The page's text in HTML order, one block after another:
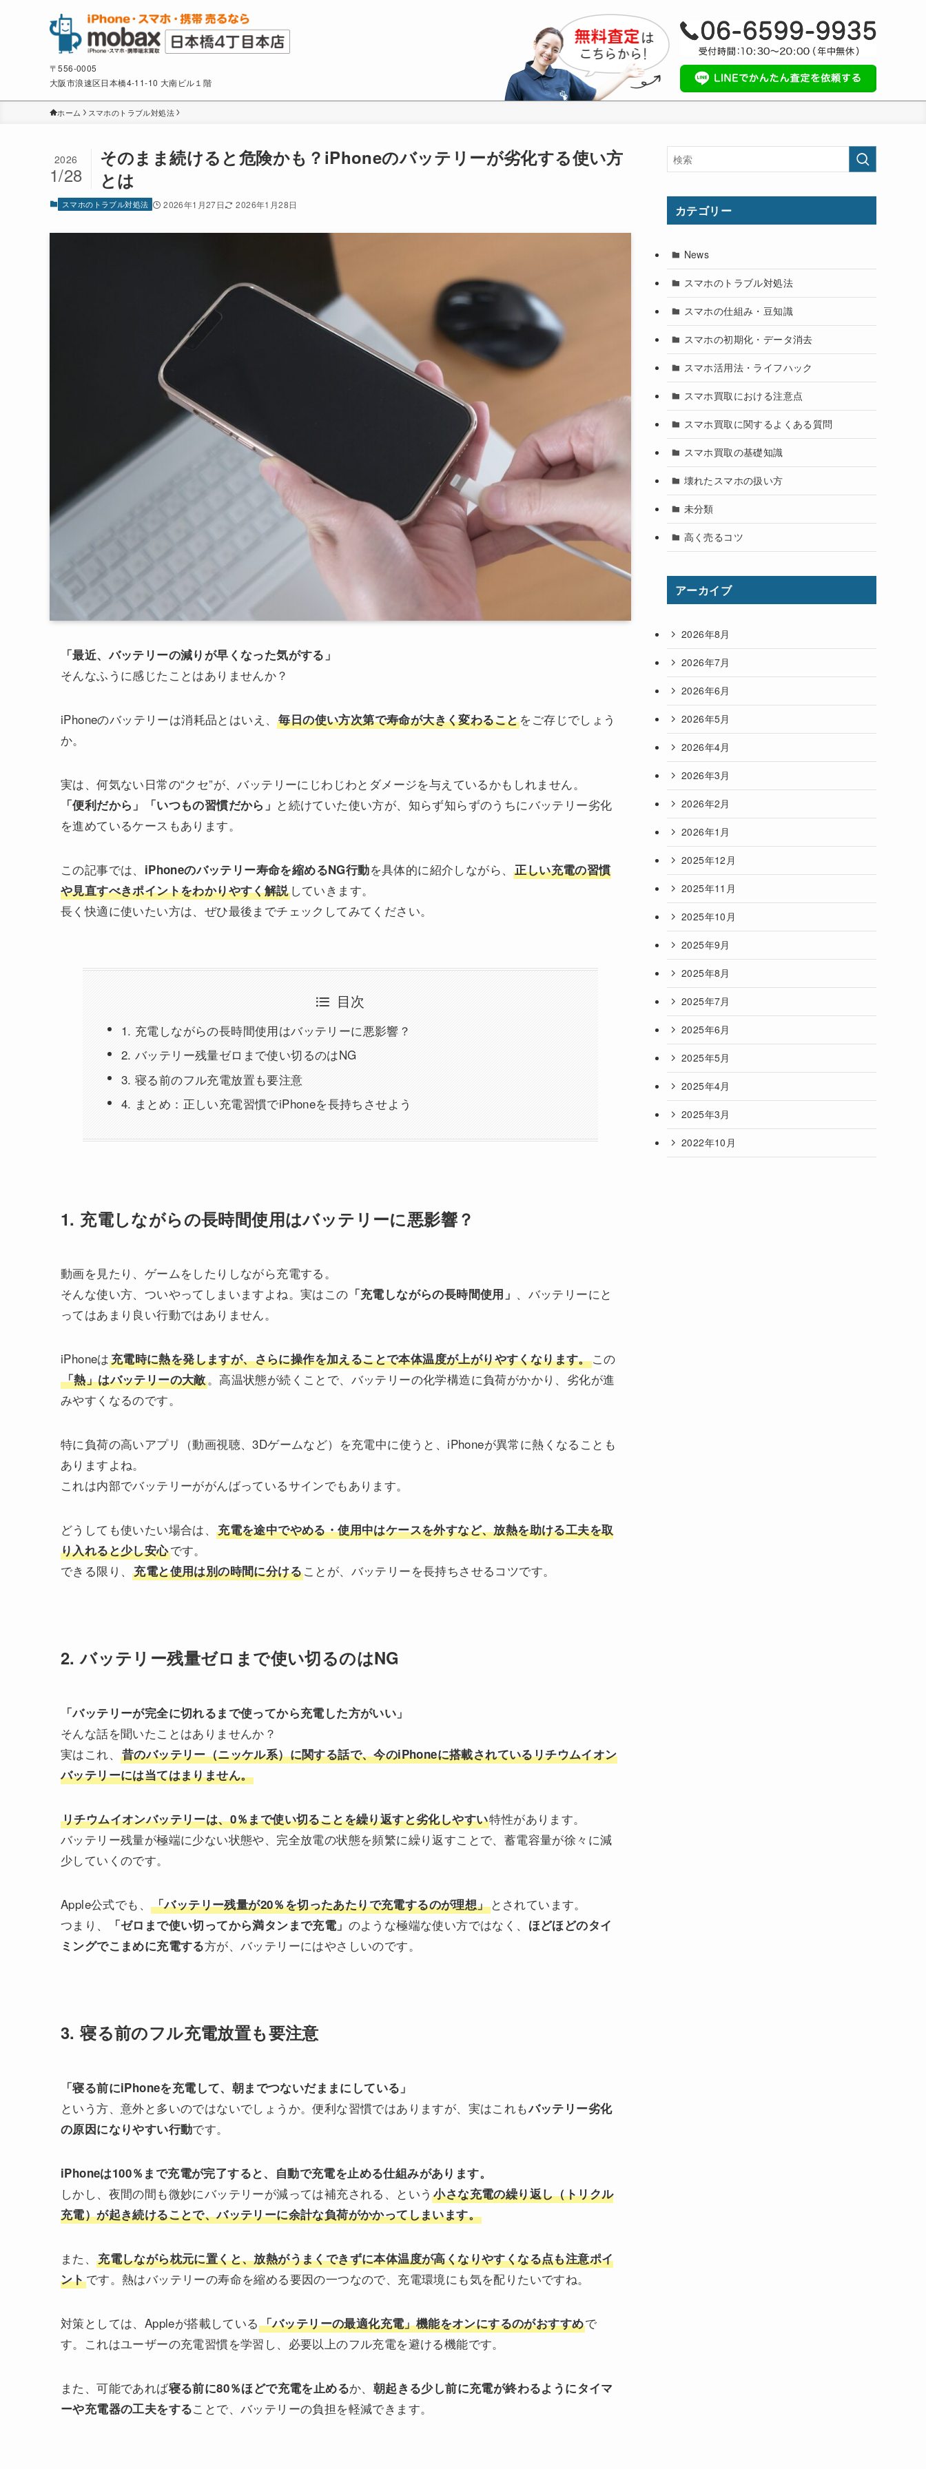
〒556-0005
大阪市浪速区日本橋4-11-10 大南ビル１階
ホーム スマホのトラブル対処法
そのまま続けると危険かも？iPhoneのバッテリーが劣化する使い方
とは
2026
1/28
スマホのトラブル対処法 2026年1月27日 2026年1月28日
「最近、バッテリーの減りが早くなった気がする」
そんなふうに感じたことはありませんか？
iPhoneのバッテリーは消耗品とはいえ、毎日の使い方次第で寿命が大きく変わることをご存じでしょう
か。
実は、何気ない日常の“クセ”が、バッテリーにじわじわとダメージを与えているかもしれません。
「便利だから」「いつもの習慣だから」 と続けていた使い方が、知らず知らずのうちにバッテリー劣化
を進めているケースもあります。
この記事では、 iPhoneのバッテリー寿命を縮めるNG行動を具体的に紹介しながら、正しい充電の習慣
や見直すべきポイントをわかりやすく解説していきます。
長く快適に使いたい方は、ぜひ最後までチェックしてみてください。
目次
1. 充電しながらの長時間使用はバッテリーに悪影響？
2. バッテリー残量ゼロまで使い切るのはNG
3. 寝る前のフル充電放置も要注意
4. まとめ：正しい充電習慣でiPhoneを長持ちさせよう
1. 充電しながらの長時間使用はバッテリーに悪影響？
動画を見たり、ゲームをしたりしながら充電する。
そんな使い方、ついやってしまいますよね。実はこの 「充電しながらの長時間使用」 、バッテリーにと
ってはあまり良い行動ではありません。
iPhoneは充電時に熱を発しますが、さらに操作を加えることで本体温度が上がりやすくなります。この
「熱」はバッテリーの大敵。高温状態が続くことで、バッテリーの化学構造に負荷がかかり、劣化が進
みやすくなるのです。
特に負荷の高いアプリ（動画視聴、3Dゲームなど）を充電中に使うと、iPhoneが異常に熱くなることも
ありますよね。
これは内部でバッテリーががんばっているサインでもあります。
どうしても使いたい場合は、充電を途中でやめる・使用中はケースを外すなど、放熱を助ける工夫を取
り入れると少し安心です。
できる限り、充電と使用は別の時間に分けることが、バッテリーを長持ちさせるコツです。
2. バッテリー残量ゼロまで使い切るのはNG
「バッテリーが完全に切れるまで使ってから充電した方がいい」
そんな話を聞いたことはありませんか？
実はこれ、
昔のバッテリー（ニッケル系）に関する話で、今のiPhoneに搭載されているリチウムイオン
バッテリーには当てはまりません。
リチウムイオンバッテリーは、0％まで使い切ることを繰り返すと劣化しやすい特性があります。
バッテリー残量が極端に少ない状態や、完全放電の状態を頻繁に繰り返すことで、蓄電容量が徐々に減
少していくのです。
Apple公式でも、 「バッテリー残量が20％を切ったあたりで充電するのが理想」とされています。
つまり、
「ゼロまで使い切ってから満タンまで充電」 のような極端な使い方ではなく、 ほどほどのタイ
ミングでこまめに充電する方が、バッテリーにはやさしいのです。
3. 寝る前のフル充電放置も要注意
「寝る前にiPhoneを充電して、朝までつないだままにしている」
という方、意外と多いのではないでしょうか。便利な習慣ではありますが、実はこれもバッテリー劣化
の原因になりやすい行動です。
iPhoneは100％まで充電が完了すると、自動で充電を止める仕組みがあります。
しかし、夜間の間も微妙にバッテリーが減っては補充される、という小さな充電の繰り返し（トリクル
充電）が起き続けることで、バッテリーに余計な負荷がかかってしまいます。
また、充電しながら枕元に置くと、放熱がうまくできずに本体温度が高くなりやすくなる点も注意ポイ
ントです。熱はバッテリーの寿命を縮める要因の一つなので、充電環境にも気を配りたいですね。
対策としては、Appleが搭載している「バッテリーの最適化充電」機能をオンにするのがおすすめで
す。これはユーザーの充電習慣を学習し、必要以上のフル充電を避ける機能です。
また、可能であれば寝る前に80％ほどで充電を止めるか、 朝起きる少し前に充電が終わるようにタイマ
ーや充電器の工夫をすることで、バッテリーの負担を軽減できます。
カテゴリー
News
スマホのトラブル対処法
スマホの仕組み・豆知識
スマホの初期化・データ消去
スマホ活用法・ライフハック
スマホ買取における注意点
スマホ買取に関するよくある質問
スマホ買取の基礎知識
壊れたスマホの扱い方
未分類
高く売るコツ
アーカイブ
2026年8月
2026年7月
2026年6月
2026年5月
2026年4月
2026年3月
2026年2月
2026年1月
2025年12月
2025年11月
2025年10月
2025年9月
2025年8月
2025年7月
2025年6月
2025年5月
2025年4月
2025年3月
2022年10月